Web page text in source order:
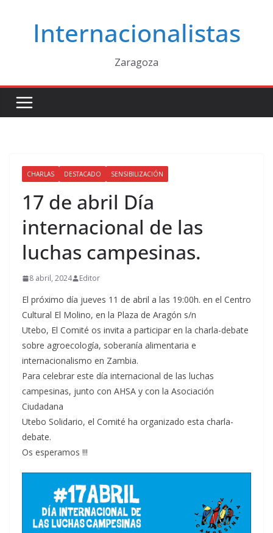
contenidoInternacionalistas
Zaragoza
CHARLAS DESTACADO SENSIBILIZACIÓN
17 de abril Día
internacional de las
luchas campesinas.
8 abril, 2024 Editor
El próximo día jueves 11 de abril a las 19:00h. en el Centro
Cultural El Molino, en la Plaza de Aragón s/n
Utebo, El Comité os invita a participar en la charla-debate
sobre agroecología, soberanía alimentaria e
internacionalismo en Zambia.
Para celebrar este día internacional de las luchas
campesinas, junto con AHSA y con la Asociación
Ciudadana
Utebo Solidario, el Comité ha organizado esta charla-
debate.
Os esperamos !!!